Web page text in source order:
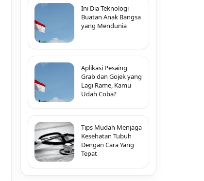
Ini Dia Teknologi
Buatan Anak Bangsa
yang Mendunia
Aplikasi Pesaing
Grab dan Gojek yang
Lagi Rame, Kamu
Udah Coba?
Tips Mudah Menjaga
Kesehatan Tubuh
Dengan Cara Yang
Tepat